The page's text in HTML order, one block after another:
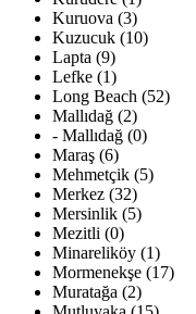
Kuruova (3)
Kuzucuk (10)
Lapta (9)
Lefke (1)
Long Beach (52)
Mallıdağ (2)
- Mallıdağ (0)
Maraş (6)
Mehmetçik (5)
Merkez (32)
Mersinlik (5)
Mezitli (0)
Minareliköy (1)
Mormenekşe (17)
Muratağa (2)